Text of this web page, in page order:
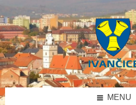
obsah
levý
panel
patičku
MENU